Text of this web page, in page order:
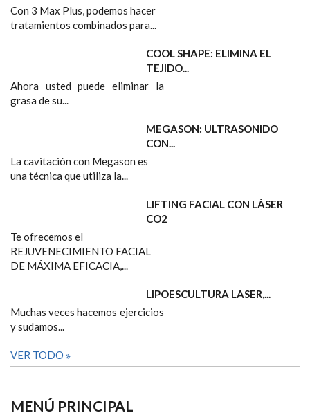
Con 3 Max Plus, podemos hacer
tratamientos combinados para...
COOL SHAPE: ELIMINA EL
TEJIDO...
Ahora usted puede eliminar la
grasa de su...
MEGASON: ULTRASONIDO
CON...
La cavitación con Megason es
una técnica que utiliza la...
LIFTING FACIAL CON LÁSER
CO2
Te ofrecemos el
REJUVENECIMIENTO FACIAL
DE MÁXIMA EFICACIA,...
LIPOESCULTURA LASER,...
Muchas veces hacemos ejercicios
y sudamos...
VER TODO
MENÚ PRINCIPAL